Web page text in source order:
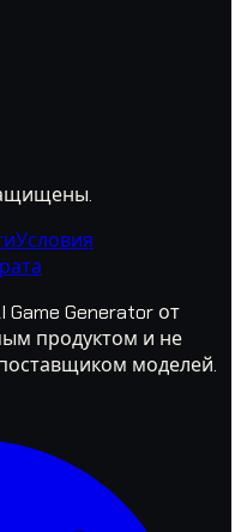
Условия
Game Generator от
продуктом и не
моделей.